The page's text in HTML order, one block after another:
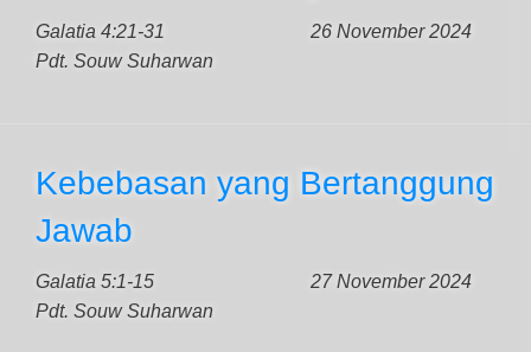
Galatia 4:21-31
26 November 2024
Pdt. Souw Suharwan
Kebebasan yang Bertanggung
Jawab
Galatia 5:1-15
27 November 2024
Pdt. Souw Suharwan